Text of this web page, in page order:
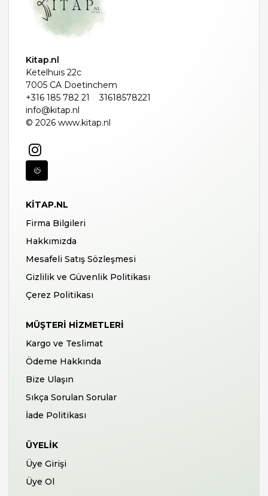
Kitap.nl
Ketelhuis 22c
7005 CA Doetinchem
+316 185 782 21
31618578221
info@kitap.nl
© 2026 www.kitap.nl
KITAP.NL
Firma Bilgileri
Hakkımızda
Mesafeli Satış Sözleşmesi
Gizlilik ve Güvenlik Politikası
Çerez Politikası
MÜŞTERI HIZMETLERI
Kargo ve Teslimat
Ödeme Hakkında
Bize Ulaşın
Sıkça Sorulan Sorular
İade Politikası
ÜYELIK
Üye Girişi
Üye Ol